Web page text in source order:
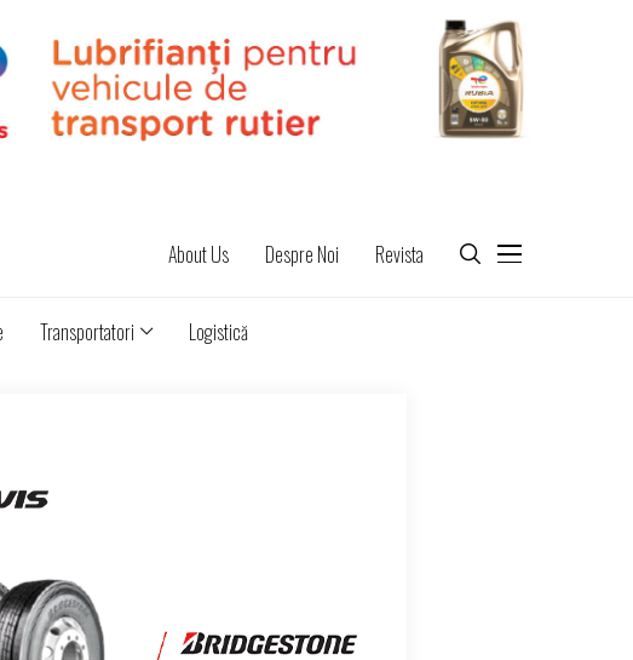
About Us Despre Noi Revista
Transportatori Logistică